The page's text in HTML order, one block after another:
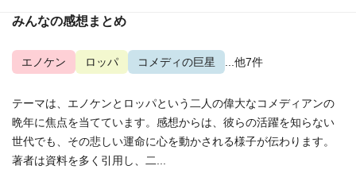
みんなの感想まとめ
エノケン ロッパ コメディの巨星 ...他7件
テーマは、エノケンとロッパという二人の偉大なコメディアンの
晩年に焦点を当てています。感想からは、彼らの活躍を知らない
世代でも、その悲しい運命に心を動かされる様子が伝わります。
著者は資料を多く引用し、二...